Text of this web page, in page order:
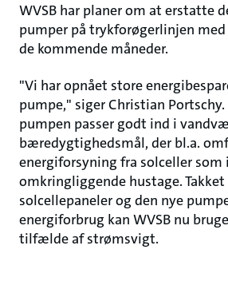
WVSB har planer om at erstatte
pumper på trykforøgerlinjen med
de kommende måneder.
"Vi har opnået store
pumpe," siger Christian
pumpen passer godt ind i
bæredygtighedsmål, der bl.a.
energiforsyning fra solceller som
omkringliggende hustage.
solcellepaneler og den nye
energiforbrug kan WVSB nu
tilfælde af strømsvigt.